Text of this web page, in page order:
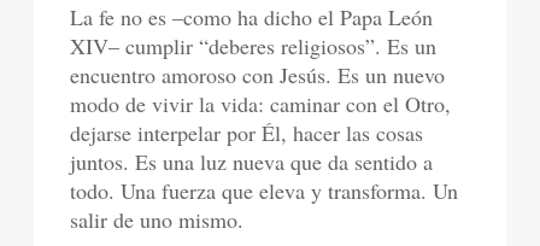
La fe no es –como ha dicho el Papa León
XIV– cumplir “deberes religiosos”. Es un
encuentro amoroso con Jesús. Es un nuevo
modo de vivir la vida: caminar con el Otro,
dejarse interpelar por Él, hacer las cosas
juntos. Es una luz nueva que da sentido a
todo. Una fuerza que eleva y transforma. Un
salir de uno mismo.